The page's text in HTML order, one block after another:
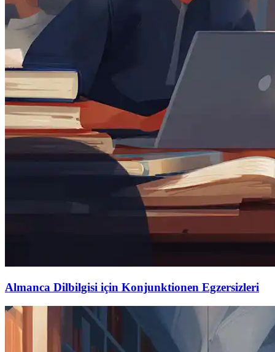
Almanca Dilbilgisi için Konjunktionen Egzersizleri